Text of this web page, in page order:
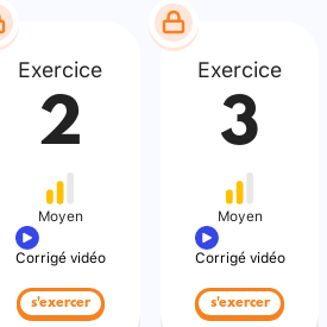
Exercice
2
Moyen
Corrigé vidéo
s'exercer
Exercice
3
Moyen
Corrigé vidéo
s'exercer